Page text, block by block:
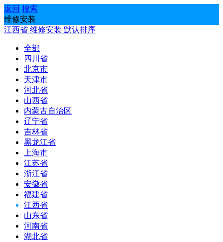
返回 搜索
维修安装
江西省 维修安装 默认排序
全部
四川省
北京市
天津市
河北省
山西省
内蒙古自治区
辽宁省
吉林省
黑龙江省
上海市
江苏省
浙江省
安徽省
福建省
江西省
山东省
河南省
湖北省